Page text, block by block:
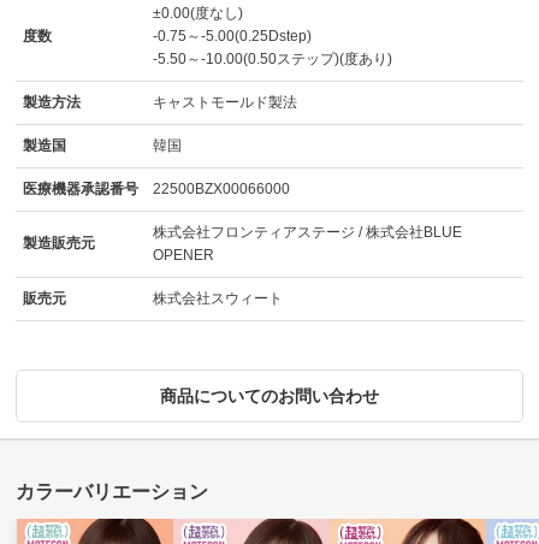
度数
±0.00(度なし)
-0.75～-5.00(0.25Dstep)
-5.50～-10.00(0.50ステップ)(度あり)
製造方法 キャストモールド製法
製造国 韓国
医療機器承認番号 22500BZX00066000
製造販売元
株式会社フロンティアステージ / 株式会社BLUE
OPENER
販売元 株式会社スウィート
商品についてのお問い合わせ